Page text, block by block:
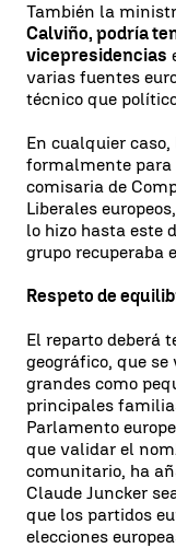
También la
Calviño, podría
vicepresidencias
varias fuentes
técnico que
En cualquier
formalmente para
comisaria de
Liberales
lo hizo hasta este
grupo recuperaba
Respeto de
El reparto deberá
geográfico, que
grandes como
principales
Parlamento
que validar el
comunitario, ha
Claude Juncker
que los partidos
elecciones